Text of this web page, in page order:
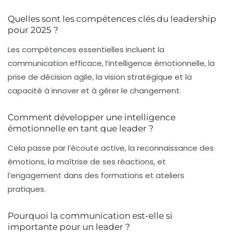
Quelles sont les compétences clés du leadership
pour 2025 ?
Les compétences essentielles incluent la
communication efficace, l’intelligence émotionnelle, la
prise de décision agile, la vision stratégique et la
capacité à innover et à gérer le changement.
Comment développer une intelligence
émotionnelle en tant que leader ?
Cela passe par l’écoute active, la reconnaissance des
émotions, la maîtrise de ses réactions, et
l’engagement dans des formations et ateliers
pratiques.
Pourquoi la communication est-elle si
importante pour un leader ?